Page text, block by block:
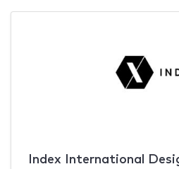
Index International